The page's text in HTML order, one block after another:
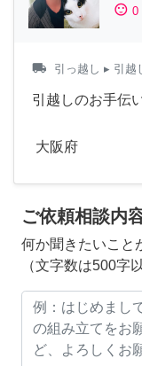
sentiment_satisfied 0
local_shipping 引っ越し ▸ 引越
引越しのお手伝
大阪府
ご依頼相談内
何か聞きたいこと
（文字数は500字